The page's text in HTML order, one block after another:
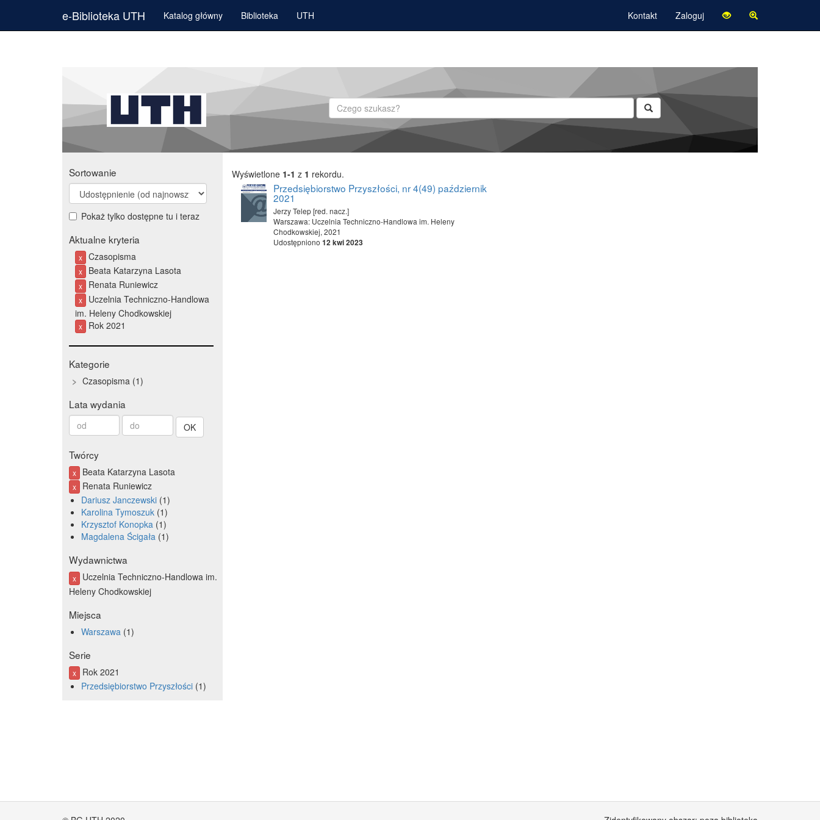
e-Biblioteka UTH Katalog główny Biblioteka UTH Kontakt Zaloguj
Szukaj
Sortowanie
Pokaż tylko dostępne tu i teraz
Aktualne kryteria
x Czasopisma
x Beata Katarzyna Lasota
x Renata Runiewicz
x
Uczelnia Techniczno-Handlowa
im. Heleny Chodkowskiej
x Rok 2021
Kategorie
Czasopisma 1
Lata wydania
Od
roku
Do
roku
Twórcy
x Beata Katarzyna Lasota
x
Renata Runiewicz
Dariusz Janczewski 1
Karolina Tymoszuk 1
Krzysztof Konopka 1
Magdalena Ścigała 1
Wydawnictwa
x
Uczelnia Techniczno-Handlowa im.
Heleny Chodkowskiej
Miejsca
Warszawa 1
Serie
x
Rok 2021
Przedsiębiorstwo Przyszłości 1
Wyświetlone 1-1 z 1 rekordu.
Przedsiębiorstwo Przyszłości, nr 4(49) październik
2021
Jerzy Telep [red. nacz.]
Warszawa: Uczelnia Techniczno-Handlowa im. Heleny
Chodkowskiej, 2021
Udostępniono 12 kwi 2023